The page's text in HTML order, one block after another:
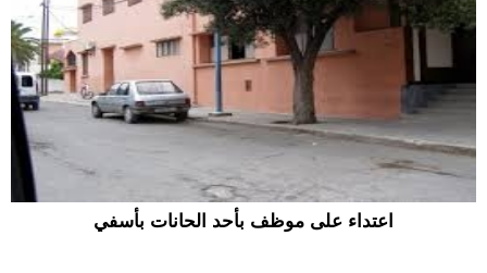
اعتداء على موظف بأحد الحانات بأسفي